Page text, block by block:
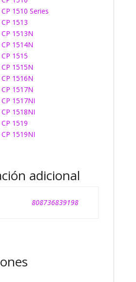
1510 Series
1513
1513N
1514N
1515
1515N
1516N
1517N
1517NI
1518NI
1519
1519NI
adicional
808736839198